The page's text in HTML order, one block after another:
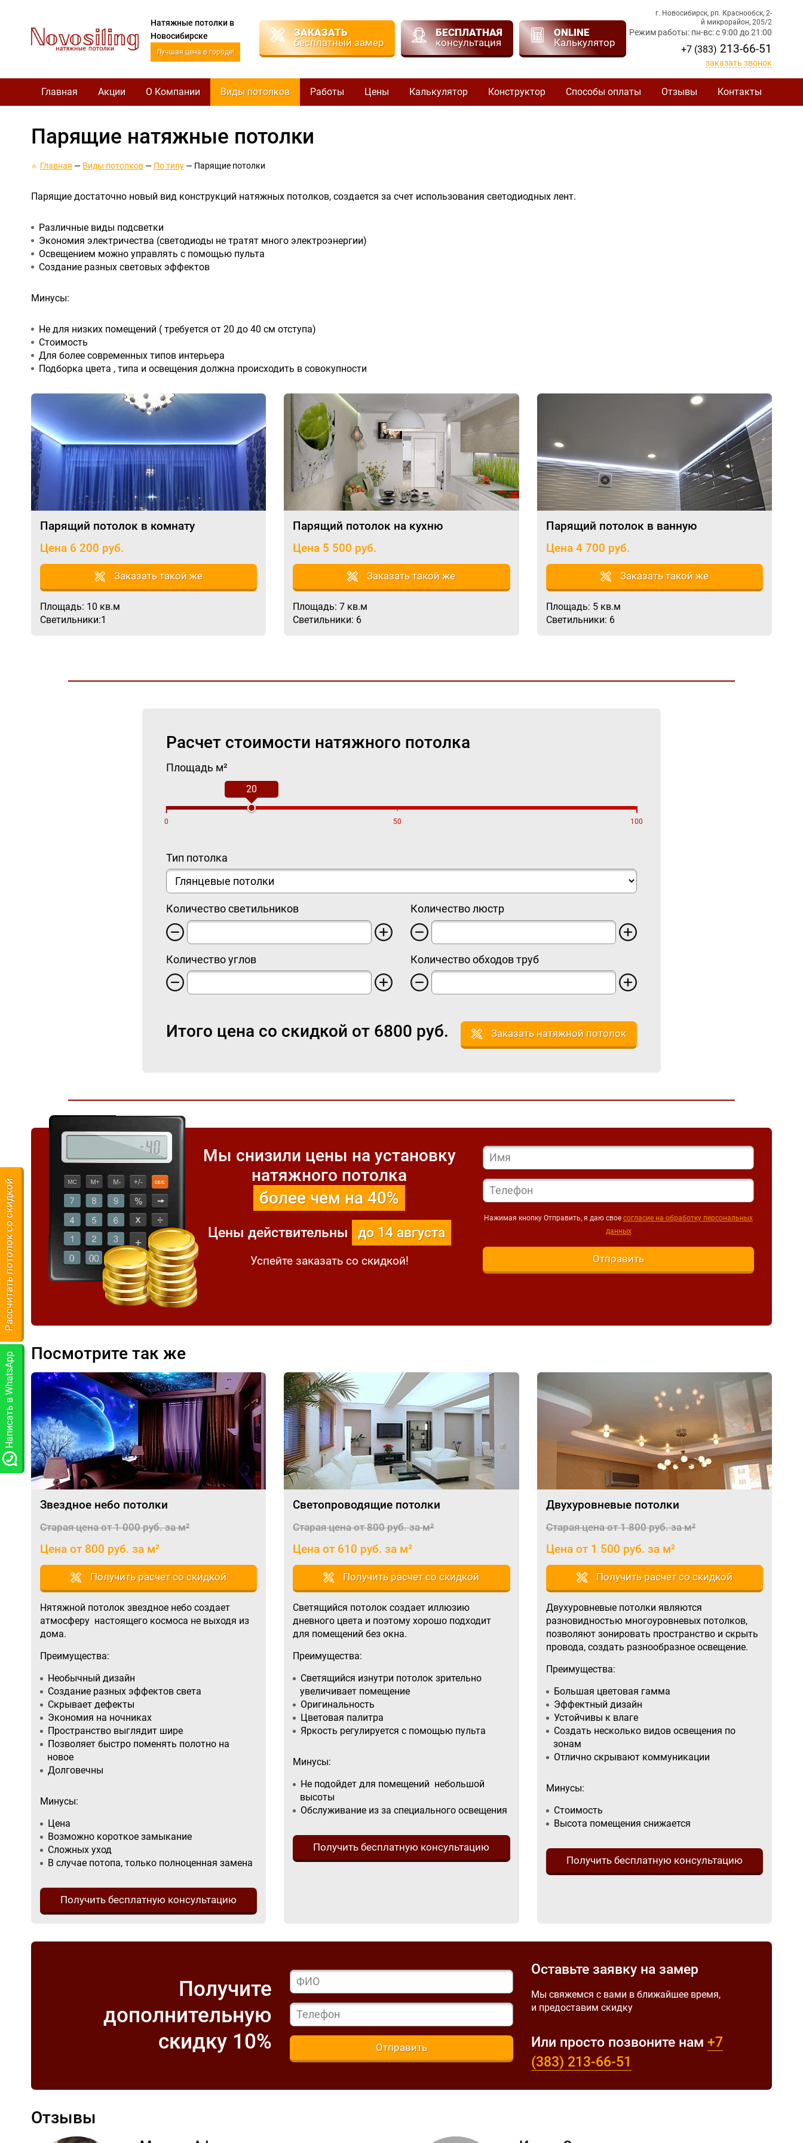
Натяжные потолки в
Новосибирске
Лучшая цена в городе!
ЗАКАЗАТЬ
бесплатный замер
БЕСПЛАТНАЯ
консультация
ONLINE
Калькулятор
г. Новосибирск, рп. Краснообск, 2-
й микрорайон, 205/2
Режим работы: пн-вс: с 9:00 до 21:00
+7 (383) 213-66-51
заказать звонок
Главная Акции О Компании Виды потолков Работы Цены Калькулятор Конструктор Способы оплаты Отзывы Контакты
Парящие натяжные потолки
Главная Виды потолков По типу Парящие потолки
Парящие достаточно новый вид конструкций натяжных потолков, создается за счет использования светодиодных лент.
Различные виды подсветки
Экономия электричества (светодиоды не тратят много электроэнергии)
Освещением можно управлять с помощью пульта
Создание разных световых эффектов
Минусы:
Не для низких помещений ( требуется от 20 до 40 см отступа)
Стоимость
Для более современных типов интерьера
Подборка цвета , типа и освещения должна происходить в совокупности
Парящий потолок в комнату
Цена 6 200 руб.
Заказать такой же
Площадь: 10 кв.м
Светильники:1
Парящий потолок на кухню
Цена 5 500 руб.
Заказать такой же
Площадь: 7 кв.м
Светильники: 6
Парящий потолок в ванную
Цена 4 700 руб.
Заказать такой же
Площадь: 5 кв.м
Светильники: 6
Расчет стоимости натяжного потолка
Площадь м²
20
0 50 100
Тип потолка
Количество светильников Количество люстр
Количество углов Количество обходов труб
Итого цена со скидкой от 6800 руб. Заказать натяжной потолок
Мы снизили цены на установку
натяжного потолка
более чем на 40%
Цены действительны до 14 августа
Успейте заказать со скидкой!
Нажимая кнопку Отправить, я даю свое согласие на обработку персональных
данных
Отправить
Посмотрите так же
Звездное небо потолки
Старая цена от 1 000 руб. за м²
Цена от 800 руб. за м²
Получить расчет со скидкой
Нятяжной потолок звездное небо создает
атмосферу настоящего космоса не выходя из
дома.
Преимущества:
Необычный дизайн
Создание разных эффектов света
Скрывает дефекты
Экономия на ночниках
Пространство выглядит шире
Позволяет быстро поменять полотно на
новое
Долговечны
Минусы:
Цена
Возможно короткое замыкание
Сложных уход
В случае потопа, только полноценная замена
Получить бесплатную консультацию
Светопроводящие потолки
Старая цена от 800 руб. за м²
Цена от 610 руб. за м²
Получить расчет со скидкой
Светящийся потолок создает иллюзию
дневного цвета и поэтому хорошо подходит
для помещений без окна.
Преимущества:
Светящийся изнутри потолок зрительно
увеличивает помещение
Оригинальность
Цветовая палитра
Яркость регулируется с помощью пульта
Минусы:
Не подойдет для помещений небольшой
высоты
Обслуживание из за специального освещения
Получить бесплатную консультацию
Двухуровневые потолки
Старая цена от 1 800 руб. за м²
Цена от 1 500 руб. за м²
Получить расчет со скидкой
Двухуровневые потолки являются
разновидностью многоуровневых потолков,
позволяют зонировать пространство и скрыть
провода, создать разнообразное освещение.
Преимущества:
Большая цветовая гамма
Эффектный дизайн
Устойчивы к влаге
Создать несколько видов освещения по
зонам
Отлично скрывают коммуникации
Минусы:
Стоимость
Высота помещения снижается
Получить бесплатную консультацию
Получите
дополнительную
скидку 10%
Отправить
Оставьте заявку на замер
Мы свяжемся с вами в ближайшее время,
и предоставим скидку
Или просто позвоните нам +7
(383) 213-66-51
Отзывы
Написать в WhatsApp
Рассчитать потолок со скидкой